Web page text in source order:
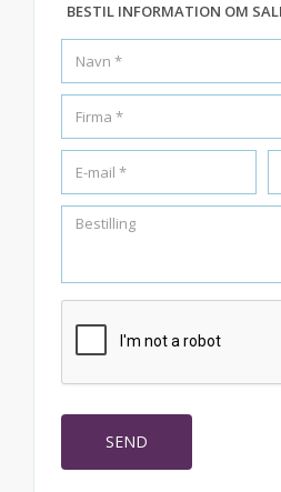
BESTIL INFORMATION OM